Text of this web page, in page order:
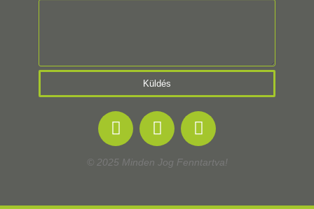
Küldés
© 2025 Minden Jog Fenntartva!